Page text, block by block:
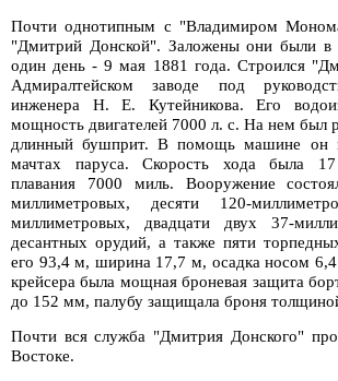
Почти однотипным с "Владимиром
"Дмитрий Донской". Заложены они были
один день - 9 мая 1881 года. Строился
Адмиралтейском заводе под
инженера Н. Е. Кутейникова. Его
мощность двигателей 7000 л. с. На нем был
длинный бушприт. В помощь машине он
мачтах паруса. Скорость хода была 17
плавания 7000 миль. Вооружение
миллиметровых, десяти 120-
миллиметровых, двадцати двух 37-
десантных орудий, а также пяти
его 93,4 м, ширина 17,7 м, осадка носом
крейсера была мощная броневая защита
до 152 мм, палубу защищала броня
Почти вся служба "Дмитрия Донского"
Востоке.